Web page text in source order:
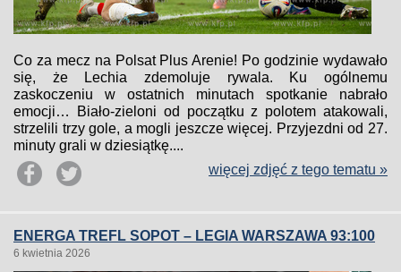
Co za mecz na Polsat Plus Arenie! Po godzinie wydawało
się, że Lechia zdemoluje rywala. Ku ogólnemu
zaskoczeniu w ostatnich minutach spotkanie nabrało
emocji… Biało-zieloni od początku z polotem atakowali,
strzelili trzy gole, a mogli jeszcze więcej. Przyjezdni od 27.
minuty grali w dziesiątkę....
więcej zdjęć z tego tematu »
ENERGA TREFL SOPOT – LEGIA WARSZAWA 93:100
6 kwietnia 2026